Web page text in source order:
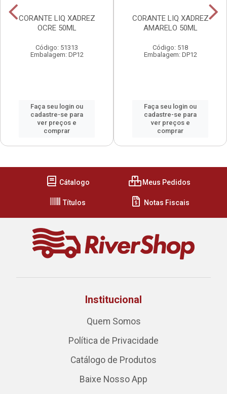
CORANTE LIQ XADREZ
OCRE 50ML
Código: 51313
Embalagem: DP12
Faça seu login ou
cadastre-se para
ver preços e
comprar
CORANTE LIQ XADREZ
AMARELO 50ML
Código: 518
Embalagem: DP12
Faça seu login ou
cadastre-se para
ver preços e
comprar
Cátalogo Meus Pedidos
Títulos Notas Fiscais
Institucional
Quem Somos
Política de Privacidade
Catálogo de Produtos
Baixe Nosso App